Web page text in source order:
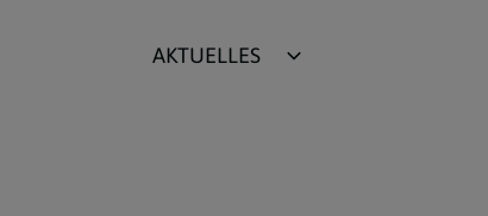
AKTUELLES